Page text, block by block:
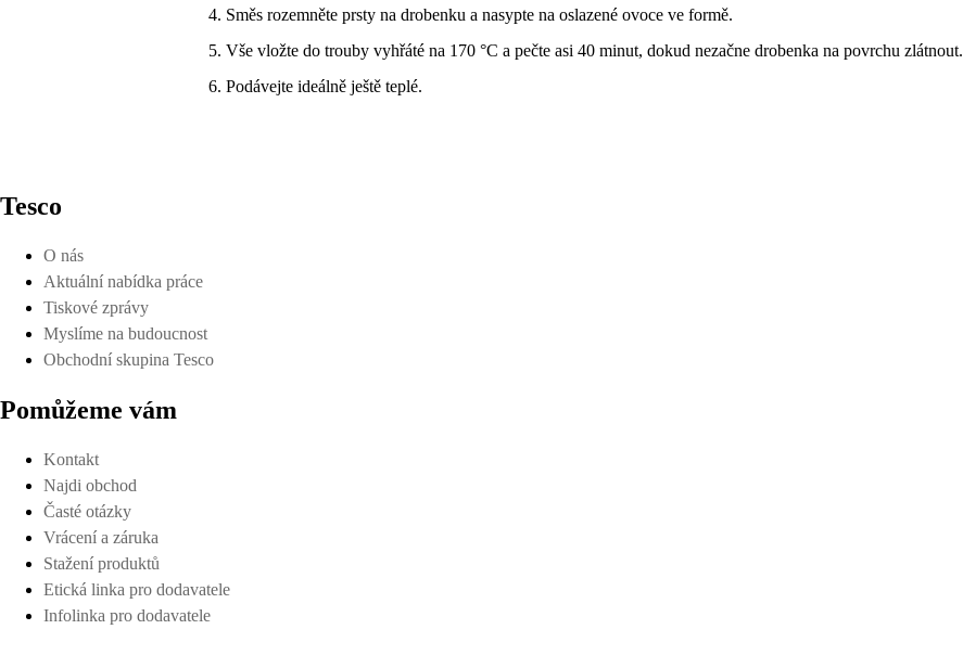
Směs rozemněte prsty na drobenku a nasypte na oslazené ovoce ve formě.
Vše vložte do trouby vyhřáté na 170 °C a pečte asi 40 minut, dokud nezačne drobenka na povrchu zlátnout.
Podávejte ideálně ještě teplé.
Tesco
O nás
Aktuální nabídka práce
Tiskové zprávy
Myslíme na budoucnost
Obchodní skupina Tesco
Pomůžeme vám
Kontakt
Najdi obchod
Časté otázky
Vrácení a záruka
Stažení produktů
Etická linka pro dodavatele
Infolinka pro dodavatele